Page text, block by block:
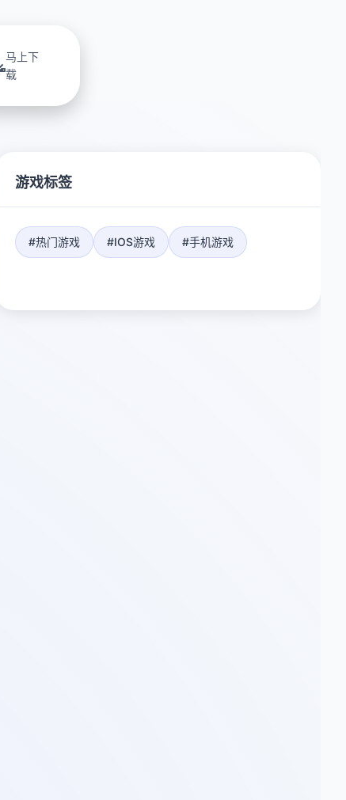
马上下
载
游戏标签
#热门游戏 #IOS游戏 #手机游戏